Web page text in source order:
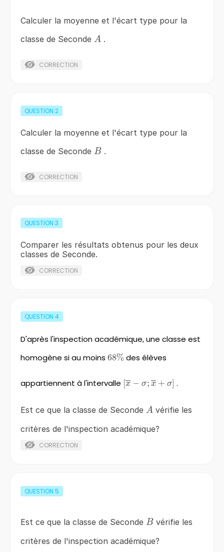
Calculer la moyenne et l'écart type pour la
classe de Seconde A
A .
CORRECTION
QUESTION 2
Calculer la moyenne et l'écart type pour la
classe de Seconde B
B.
CORRECTION
QUESTION 3
Comparer les résultats obtenus pour les deux
classes de Seconde.
CORRECTION
QUESTION 4
D'après l'inspection académique, une classe est
homogène si au moins 68\%
68% des élèves
appartiennent à l'intervalle
\left[\overline{x}-
;\overline{x}+\sigma
\right]
[x − σ; x + σ] .
Est ce que la classe de Seconde A
A vérifie les
critères de l'inspection académique?
CORRECTION
QUESTION 5
Est ce que la classe de Seconde B
Bvérifie les
critères de l'inspection académique?